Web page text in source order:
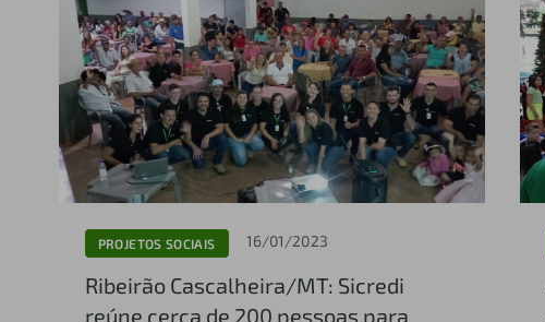
PROJETOS SOCIAIS 16/01/2023
Ribeirão Cascalheira/MT: Sicredi
reúne cerca de 200 pessoas para